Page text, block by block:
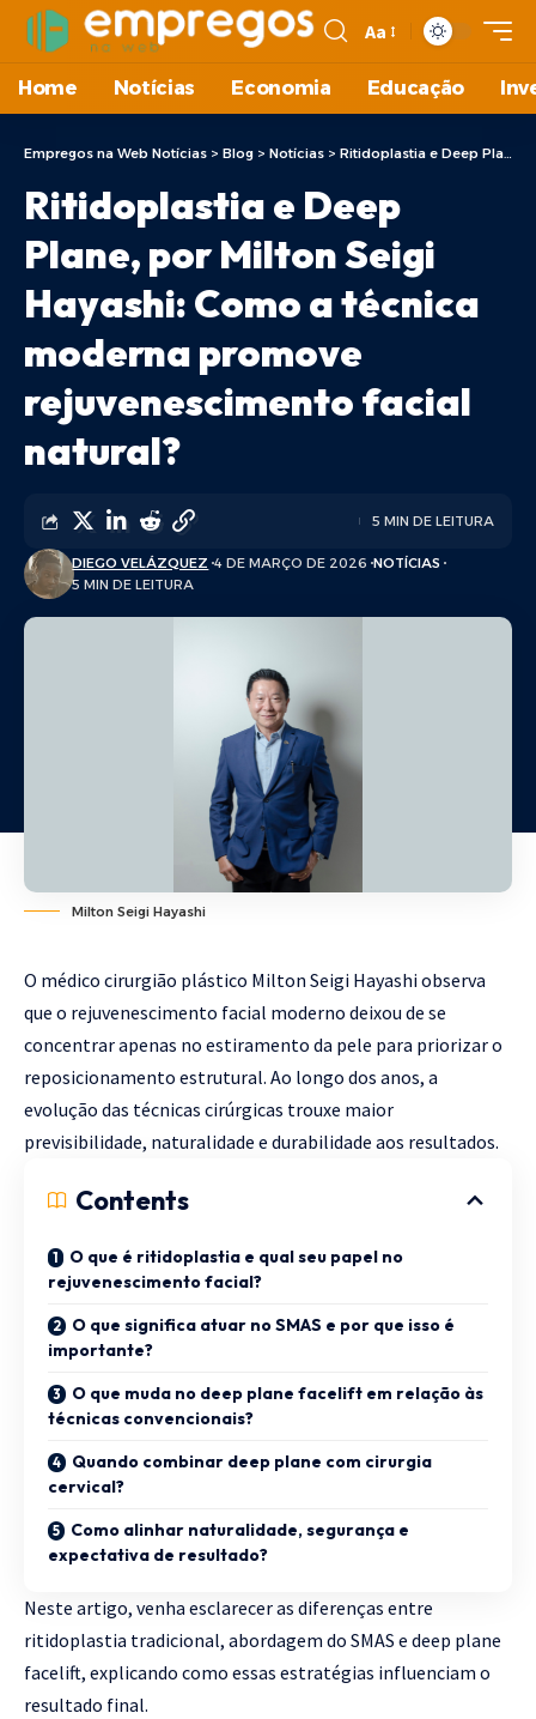
Aa
Home Notícias Economia Educação
Empregos na Web Notícias > Blog > Notícias > Ritidoplastia e Deep Plane, por Milton Seigi Hayashi: Como a técnica moderna promove rejuvenescimento facial natural?
Ritidoplastia e Deep
Plane, por Milton Seigi
Hayashi: Como a técnica
moderna promove
rejuvenescimento facial
natural?
DIEGO VELÁZQUEZ 4 DE MARÇO DE 2026 NOTÍCIAS
5 MIN DE LEITURA
5 MIN DE LEITURA
Milton Seigi Hayashi
O médico cirurgião plástico Milton Seigi Hayashi observa
que o rejuvenescimento facial moderno deixou de se
concentrar apenas no estiramento da pele para priorizar o
reposicionamento estrutural. Ao longo dos anos, a
evolução das técnicas cirúrgicas trouxe maior
previsibilidade, naturalidade e durabilidade aos resultados.
Contents
O que é ritidoplastia e qual seu papel no
rejuvenescimento facial?
O que significa atuar no SMAS e por que isso é
importante?
O que muda no deep plane facelift em relação às
técnicas convencionais?
Quando combinar deep plane com cirurgia
cervical?
Como alinhar naturalidade, segurança e
expectativa de resultado?
Neste artigo, venha esclarecer as diferenças entre
ritidoplastia tradicional, abordagem do SMAS e deep plane
facelift, explicando como essas estratégias influenciam o
resultado final.